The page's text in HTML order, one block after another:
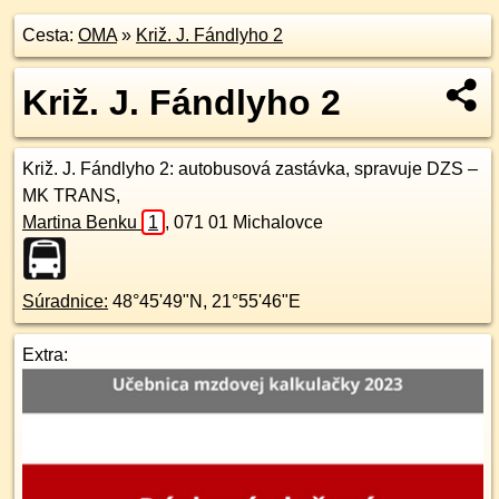
Cesta: OMA» Križ. J. Fándlyho 2
Križ. J. Fándlyho 2
Križ. J. Fándlyho 2: autobusová zastávka, spravuje DZS –
MK TRANS,
Martina Benku
1 , 071 01 Michalovce
Súradnice: 48°45'49"N , 21°55'46"E
Extra: